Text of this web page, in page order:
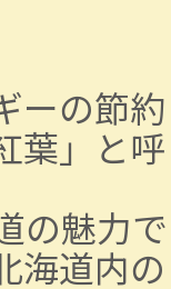
ーの節約
葉」と呼
の魅力で
海道内の